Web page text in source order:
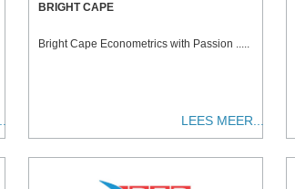
BRIGHT CAPE
Bright Cape Econometrics with Passion .....
LEES MEER...